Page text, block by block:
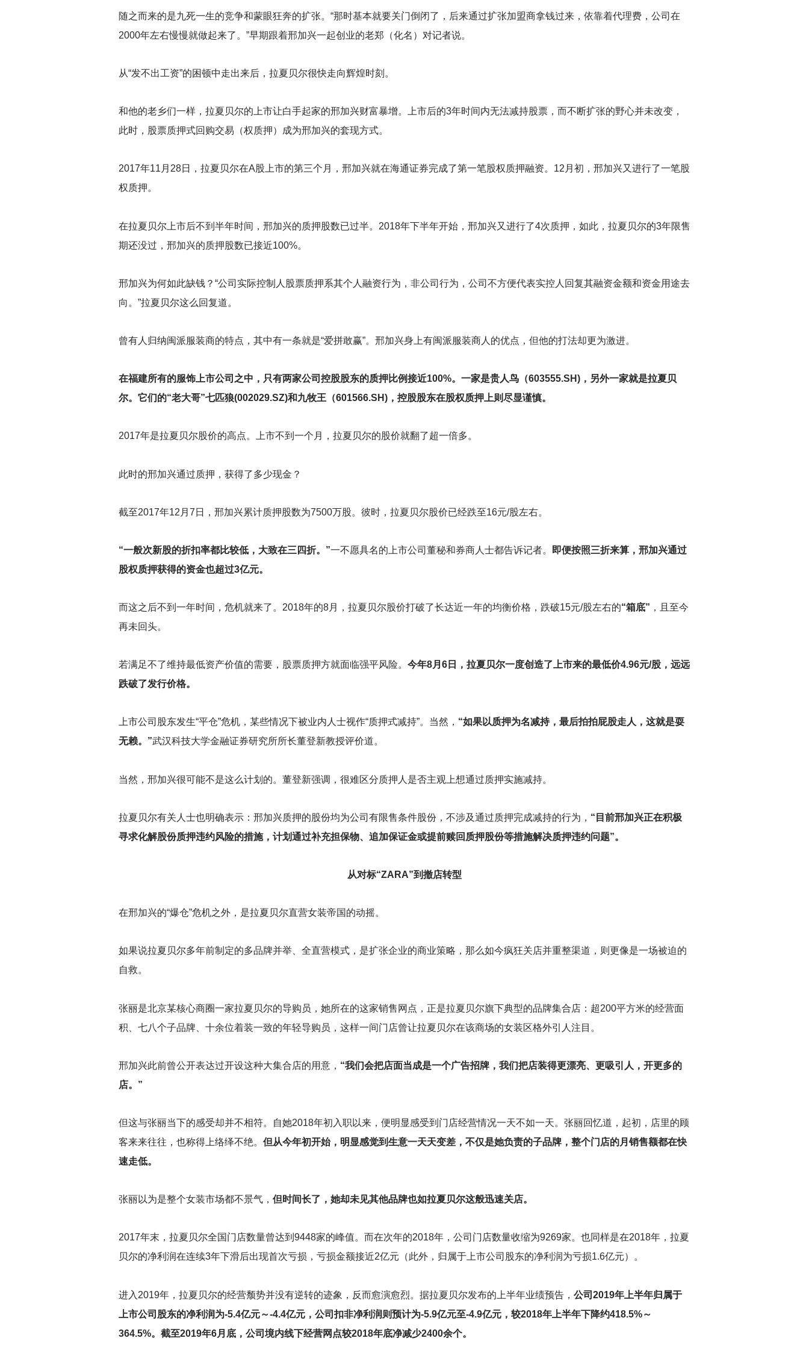
随之而来的是九死一生的竞争和蒙眼狂奔的扩张。“那时基本就要关门倒闭了，后来通过扩张加盟商拿钱过来，依靠着代理费，公司在
2000年左右慢慢就做起来了。”早期跟着邢加兴一起创业的老郑（化名）对记者说。
从“发不出工资”的困顿中走出来后，拉夏贝尔很快走向辉煌时刻。
和他的老乡们一样，拉夏贝尔的上市让白手起家的邢加兴财富暴增。上市后的3年时间内无法减持股票，而不断扩张的野心并未改变，
此时，股票质押式回购交易（权质押）成为邢加兴的套现方式。
2017年11月28日，拉夏贝尔在A股上市的第三个月，邢加兴就在海通证券完成了第一笔股权质押融资。12月初，邢加兴又进行了一笔股
权质押。
在拉夏贝尔上市后不到半年时间，邢加兴的质押股数已过半。2018年下半年开始，邢加兴又进行了4次质押，如此，拉夏贝尔的3年限售
期还没过，邢加兴的质押股数已接近100%。
邢加兴为何如此缺钱？“公司实际控制人股票质押系其个人融资行为，非公司行为，公司不方便代表实控人回复其融资金额和资金用途去
向。”拉夏贝尔这么回复道。
曾有人归纳闽派服装商的特点，其中有一条就是“爱拼敢赢”。邢加兴身上有闽派服装商人的优点，但他的打法却更为激进。
在福建所有的服饰上市公司之中，只有两家公司控股股东的质押比例接近100%。一家是贵人鸟（603555.SH)，另外一家就是拉夏贝
尔。它们的“老大哥”七匹狼(002029.SZ)和九牧王（601566.SH)，控股股东在股权质押上则尽显谨慎。
2017年是拉夏贝尔股价的高点。上市不到一个月，拉夏贝尔的股价就翻了超一倍多。
此时的邢加兴通过质押，获得了多少现金？
截至2017年12月7日，邢加兴累计质押股数为7500万股。彼时，拉夏贝尔股价已经跌至16元/股左右。
“一般次新股的折扣率都比较低，大致在三四折。”一不愿具名的上市公司董秘和券商人士都告诉记者。
即便按照三折来算，邢加兴通过
股权质押获得的资金也超过3亿元。
而这之后不到一年时间，危机就来了。2018年的8月，拉夏贝尔股价打破了长达近一年的均衡价格，跌破15元/股左右的“箱底” ，且至今
再未回头。
若满足不了维持最低资产价值的需要，股票质押方就面临强平风险。 今年8月6日，拉夏贝尔一度创造了上市来的最低价4.96元/股，远远
跌破了发行价格。
上市公司股东发生“平仓”危机，某些情况下被业内人士视作“质押式减持”。当然， “如果以质押为名减持，最后拍拍屁股走人，这就是耍
无赖。”武汉科技大学金融证券研究所所长董登新教授评价道。
当然，邢加兴很可能不是这么计划的。董登新强调，很难区分质押人是否主观上想通过质押实施减持。
拉夏贝尔有关人士也明确表示：邢加兴质押的股份均为公司有限售条件股份，不涉及通过质押完成减持的行为， “目前邢加兴正在积极
寻求化解股份质押违约风险的措施，计划通过补充担保物、追加保证金或提前赎回质押股份等措施解决质押违约问题”。
从对标“ZARA”到撤店转型
在邢加兴的“爆仓”危机之外，是拉夏贝尔直营女装帝国的动摇。
如果说拉夏贝尔多年前制定的多品牌并举、全直营模式，是扩张企业的商业策略，那么如今疯狂关店并重整渠道，则更像是一场被迫的
自救。
张丽是北京某核心商圈一家拉夏贝尔的导购员，她所在的这家销售网点，正是拉夏贝尔旗下典型的品牌集合店：超200平方米的经营面
积、七八个子品牌、十余位着装一致的年轻导购员，这样一间门店曾让拉夏贝尔在该商场的女装区格外引人注目。
邢加兴此前曾公开表达过开设这种大集合店的用意， “我们会把店面当成是一个广告招牌，我们把店装得更漂亮、更吸引人，开更多的
店。”
但这与张丽当下的感受却并不相符。自她2018年初入职以来，便明显感受到门店经营情况一天不如一天。张丽回忆道，起初，店里的顾
客来来往往，也称得上络绎不绝。 但从今年初开始，明显感觉到生意一天天变差，不仅是她负责的子品牌，整个门店的月销售额都在快
速走低。
张丽以为是整个女装市场都不景气， 但时间长了，她却未见其他品牌也如拉夏贝尔这般迅速关店。
2017年末，拉夏贝尔全国门店数量曾达到9448家的峰值。而在次年的2018年，公司门店数量收缩为9269家。也同样是在2018年，拉夏
贝尔的净利润在连续3年下滑后出现首次亏损，亏损金额接近2亿元（此外，归属于上市公司股东的净利润为亏损1.6亿元）。
进入2019年，拉夏贝尔的经营颓势并没有逆转的迹象，反而愈演愈烈。据拉夏贝尔发布的上半年业绩预告， 公司2019年上半年归属于
上市公司股东的净利润为-5.4亿元～-4.4亿元，公司扣非净利润则预计为-5.9亿元至-4.9亿元，较2018年上半年下降约418.5%～
364.5%。截至2019年6月底，公司境内线下经营网点较2018年底净减少2400余个。